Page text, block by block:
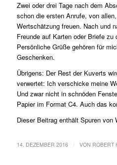
Zwei oder drei Tage nach dem
schon die ersten Anrufe, von
Wertschätzung freuen. Nach und
Freunde auf Karten oder Briefe zu
Persönliche Grüße gehören für
Geschenken.
Übrigens: Der Rest der Kuverts
verwertet: Ich verschicke meine
Und zwar nicht in schnöden
Papier im Format C4. Auch das
Dieser Beitrag enthält Spuren von
14. DEZEMBER 2016 VON ROBERT